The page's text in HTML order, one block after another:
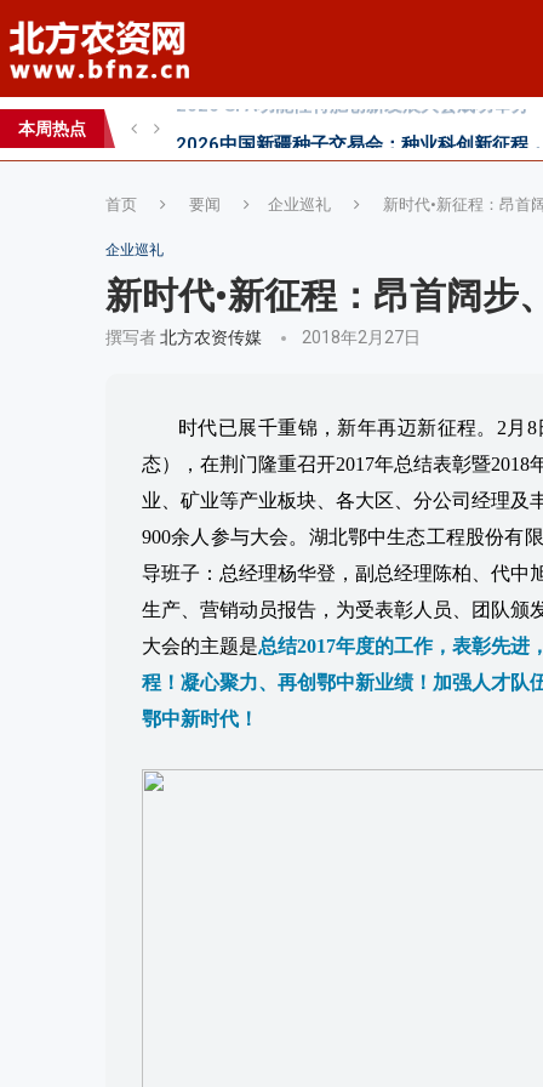
本周热点
科学试验铺就增效肥研发路，示范推广架起
丰收牛第六家直营店落户曹县！
首页 要闻 企业巡礼 新时代•新征程：昂首
企业巡礼
新时代•新征程：昂首阔步
撰写者北方农资传媒 2018年2月27日
时代已展千重锦，新年再迈新征程。2月
态），在荆门隆重召开2017年总结表彰暨
业、矿业等产业板块、各大区、分公司经理及
900余人参与大会。 湖北鄂中生态工程股份有限
导班子：总经理杨华登，副总经理陈柏、代中
生产、营销动员报告，为受表彰人员、团队颁
大会的主题是总结2017年度的工作，表彰先进
程！凝心聚力、再创鄂中新业绩！加强人才队
鄂中新时代！